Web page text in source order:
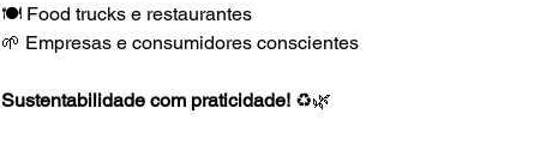
🍽️ Food trucks e restaurantes
🌱 Empresas e consumidores conscientes
Sustentabilidade com praticidade! ♻️🌿